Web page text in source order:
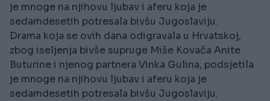
je mnoge na njihovu ljubav i aferu koja je
sedamdesetih potresala bivšu Jugoslaviju.
Drama koja se ovih dana odigravala u Hrvatskoj,
zbog iseljenja bivše supruge Miše Kovača Anite
Buturine i njenog partnera Vinka Gulina, podsjetila
je mnoge na njihovu ljubav i aferu koja je
sedamdesetih potresala bivšu Jugoslaviju.